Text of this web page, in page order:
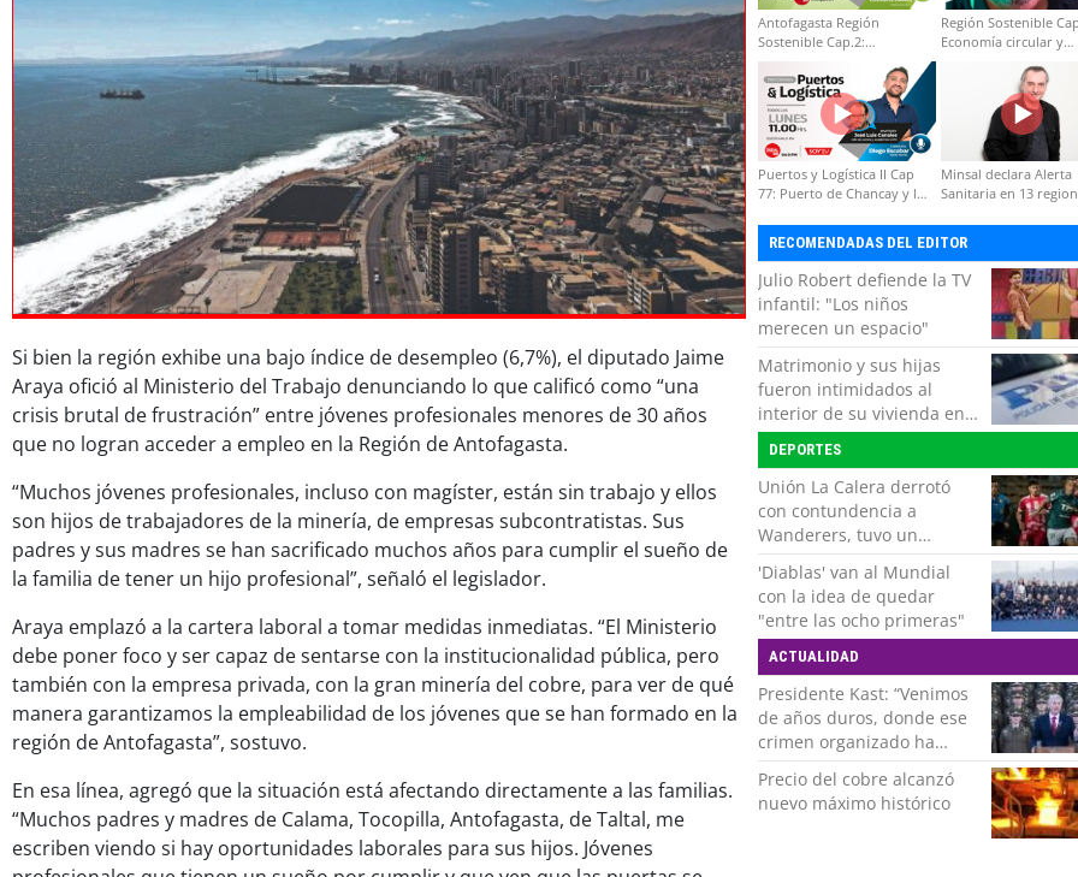
Si bien la región exhibe una bajo índice de desempleo (6,7%), el diputado Jaime
Araya ofició al Ministerio del Trabajo denunciando lo que calificó como “una
crisis brutal de frustración” entre jóvenes profesionales menores de 30 años
que no logran acceder a empleo en la Región de Antofagasta.
“Muchos jóvenes profesionales, incluso con magíster, están sin trabajo y ellos
son hijos de trabajadores de la minería, de empresas subcontratistas. Sus
padres y sus madres se han sacrificado muchos años para cumplir el sueño de
la familia de tener un hijo profesional”, señaló el legislador.
Araya emplazó a la cartera laboral a tomar medidas inmediatas. “El Ministerio
debe poner foco y ser capaz de sentarse con la institucionalidad pública, pero
también con la empresa privada, con la gran minería del cobre, para ver de qué
manera garantizamos la empleabilidad de los jóvenes que se han formado en la
región de Antofagasta”, sostuvo.
En esa línea, agregó que la situación está afectando directamente a las familias.
“Muchos padres y madres de Calama, Tocopilla, Antofagasta, de Taltal, me
escriben viendo si hay oportunidades laborales para sus hijos. Jóvenes
Antofagasta Región
Sostenible Cap.2:
Educación ambiental y
formación de capacidades
técnicas
Región Sostenible
Economía circular y
Puertos y Logística II Cap
77: Puerto de Chancay y la
Minsal declara Alerta
Sanitaria en 13
RECOMENDADAS DEL EDITOR
Julio Robert defiende la TV
infantil: "Los niños
merecen un espacio"
Matrimonio y sus hijas
fueron intimidados al
interior de su vivienda en
Puente Alto
DEPORTES
Unión La Calera derrotó
con contundencia a
Wanderers, tuvo un
respiro y clasificó en Copa
Chile
'Diablas' van al Mundial
con la idea de quedar
"entre las ocho primeras"
ACTUALIDAD
Presidente Kast: “Venimos
de años duros, donde ese
crimen organizado ha
ocupado un lugar que no
le corresponde”
Precio del cobre alcanzó
nuevo máximo histórico